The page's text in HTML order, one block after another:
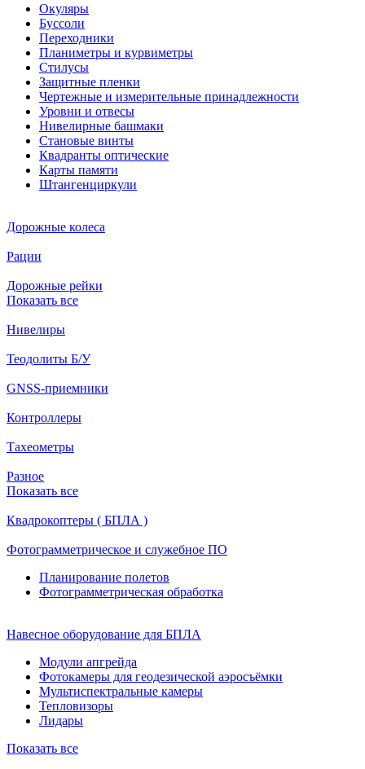
Окуляры
Буссоли
Переходники
Планиметры и курвиметры
Стилусы
Защитные пленки
Чертежные и измерительные принадлежности
Уровни и отвесы
Нивелирные башмаки
Становые винты
Квадранты оптические
Карты памяти
Штангенциркули
Дорожные колеса
Рации
Дорожные рейки
Показать все
Нивелиры
Теодолиты Б/У
GNSS-приемники
Контроллеры
Тахеометры
Разное
Показать все
Квадрокоптеры ( БПЛА )
Фотограмметрическое и служебное ПО
Планирование полетов
Фотограмметрическая обработка
Навесное оборудование для БПЛА
Модули апгрейда
Фотокамеры для геодезической аэросъёмки
Мультиспектральные камеры
Тепловизоры
Лидары
Показать все